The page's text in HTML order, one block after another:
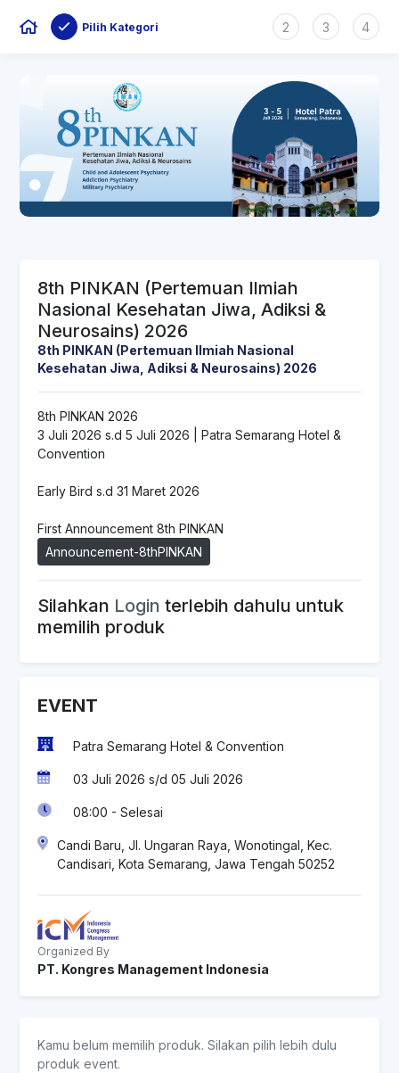
Pilih Kategori 2 3 4
8th PINKAN (Pertemuan Ilmiah
Nasional Kesehatan Jiwa, Adiksi &
Neurosains) 2026
8th PINKAN (Pertemuan Ilmiah Nasional
Kesehatan Jiwa, Adiksi & Neurosains) 2026
8th PINKAN 2026
3 Juli 2026 s.d 5 Juli 2026 | Patra Semarang Hotel &
Convention
Early Bird s.d 31 Maret 2026
First Announcement 8th PINKAN
Announcement-8thPINKAN
Silahkan Login terlebih dahulu untuk
memilih produk
EVENT
Patra Semarang Hotel & Convention
03 Juli 2026 s/d 05 Juli 2026
08:00 - Selesai
Candi Baru, Jl. Ungaran Raya, Wonotingal, Kec.
Candisari, Kota Semarang, Jawa Tengah 50252
Organized By
PT. Kongres Management Indonesia
Kamu belum memilih produk. Silakan pilih lebih dulu
produk event.